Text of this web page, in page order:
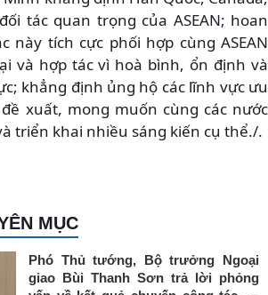
tác quan trọng của ASEAN; hoan
này tích cực phối hợp cùng ASEAN
và hợp tác vì hoà bình, ổn định và
khẳng định ủng hộ các lĩnh vực ưu
xuất, mong muốn cùng các nước
triển khai nhiều sáng kiến cụ thể./.
MỤC
Phó Thủ tướng, Bộ trưởng Ngoại
giao Bùi Thanh Sơn trả lời phỏng